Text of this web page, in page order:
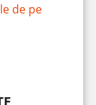
de pe